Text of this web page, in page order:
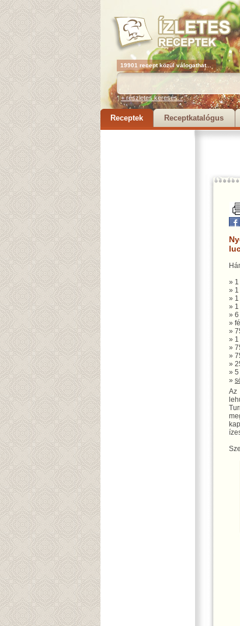
19901 recept közül válogathat...
+ részletes keresés...
Receptek Receptkatalógus
»
» 1
» 1
»
» 6
» fél
»
»
»
»
»
»
»